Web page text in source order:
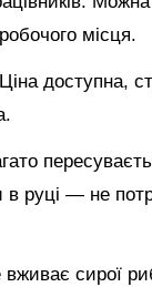
місця.
доступна,
руці — не
сирої